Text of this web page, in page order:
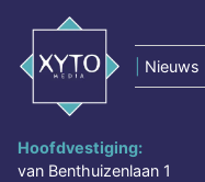
Nieuws
Hoofdvestiging:
van Benthuizenlaan 1